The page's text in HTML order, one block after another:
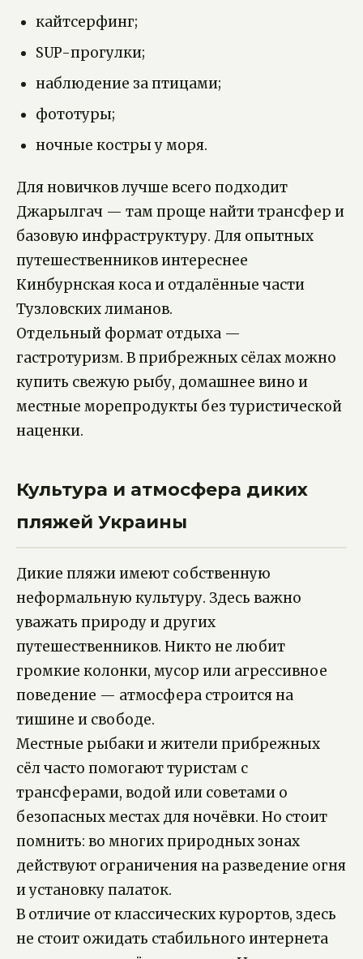
кайтсерфинг;
SUP-прогулки;
наблюдение за птицами;
фототуры;
ночные костры у моря.
Для новичков лучше всего подходит
Джарылгач — там проще найти трансфер и
базовую инфраструктуру. Для опытных
путешественников интереснее
Кинбурнская коса и отдалённые части
Тузловских лиманов.
Отдельный формат отдыха —
гастротуризм. В прибрежных сёлах можно
купить свежую рыбу, домашнее вино и
местные морепродукты без туристической
наценки.
Культура и атмосфера диких
пляжей Украины
Дикие пляжи имеют собственную
неформальную культуру. Здесь важно
уважать природу и других
путешественников. Никто не любит
громкие колонки, мусор или агрессивное
поведение — атмосфера строится на
тишине и свободе.
Местные рыбаки и жители прибрежных
сёл часто помогают туристам с
трансферами, водой или советами о
безопасных местах для ночёвки. Но стоит
помнить: во многих природных зонах
действуют ограничения на разведение огня
и установку палаток.
В отличие от классических курортов, здесь
не стоит ожидать стабильного интернета